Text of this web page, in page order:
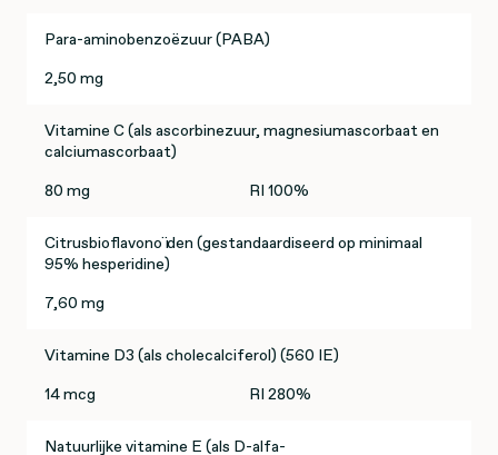
Para-aminobenzoëzuur (PABA)
2,50 mg
Vitamine C (als ascorbinezuur, magnesiumascorbaat en
calciumascorbaat)
80 mg
RI 100%
Citrusbioflavonoïden (gestandaardiseerd op minimaal
95% hesperidine)
7,60 mg
Vitamine D3 (als cholecalciferol) (560 IE)
14 mcg
RI 280%
Natuurlijke vitamine E (als D-alfa-